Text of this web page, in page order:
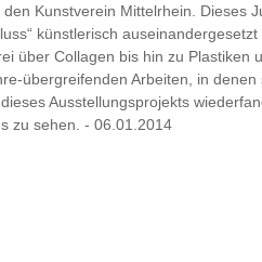
Kunstverein Mittelrhein. Dieses
künstlerisch
über Collagen bis hin zu
übergreifenden Arbeiten, in
Ausstellungsprojekts
zu sehen. - 06.01.2014